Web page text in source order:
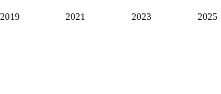
2019 2021 2023 2025